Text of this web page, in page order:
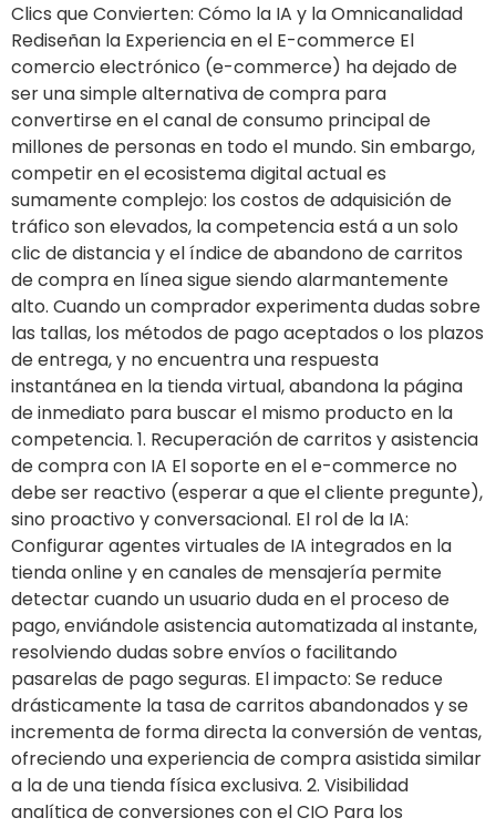
Clics que Convierten: Cómo la IA y la Omnicanalidad
Rediseñan la Experiencia en el E-commerce El
comercio electrónico (e-commerce) ha dejado de
ser una simple alternativa de compra para
convertirse en el canal de consumo principal de
millones de personas en todo el mundo. Sin embargo,
competir en el ecosistema digital actual es
sumamente complejo: los costos de adquisición de
tráfico son elevados, la competencia está a un solo
clic de distancia y el índice de abandono de carritos
de compra en línea sigue siendo alarmantemente
alto. Cuando un comprador experimenta dudas sobre
las tallas, los métodos de pago aceptados o los plazos
de entrega, y no encuentra una respuesta
instantánea en la tienda virtual, abandona la página
de inmediato para buscar el mismo producto en la
competencia. 1. Recuperación de carritos y asistencia
de compra con IA El soporte en el e-commerce no
debe ser reactivo (esperar a que el cliente pregunte),
sino proactivo y conversacional. El rol de la IA:
Configurar agentes virtuales de IA integrados en la
tienda online y en canales de mensajería permite
detectar cuando un usuario duda en el proceso de
pago, enviándole asistencia automatizada al instante,
resolviendo dudas sobre envíos o facilitando
pasarelas de pago seguras. El impacto: Se reduce
drásticamente la tasa de carritos abandonados y se
incrementa de forma directa la conversión de ventas,
ofreciendo una experiencia de compra asistida similar
a la de una tienda física exclusiva. 2. Visibilidad
analítica de conversiones con el CIO Para los